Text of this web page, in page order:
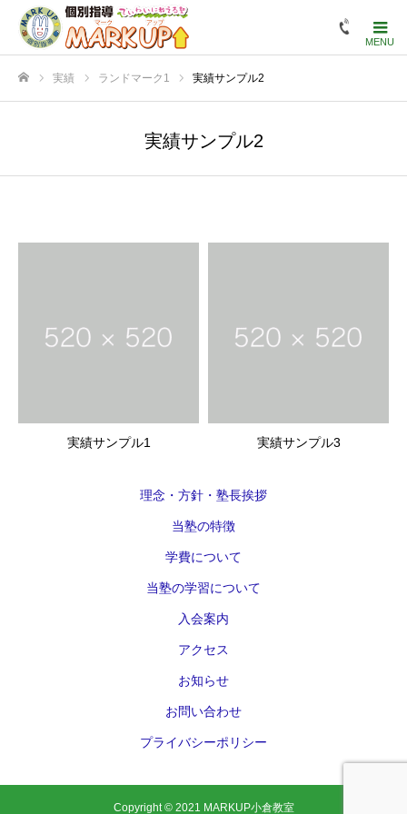
実績 ランドマーク1 実績サンプル2
実績サンプル2
実績サンプル1 実績サンプル3
理念・方針・塾長挨拶
当塾の特徴
学費について
当塾の学習について
入会案内
アクセス
お知らせ
お問い合わせ
プライバシーポリシー
Copyright © 2021 MARKUP小倉教室